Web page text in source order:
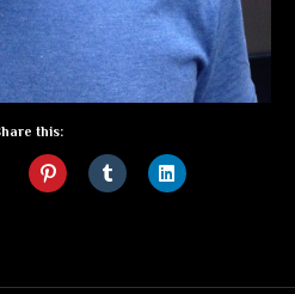
this: